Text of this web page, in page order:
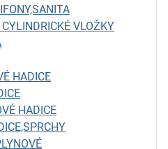
VLOŽKY
HADICE
HADICE